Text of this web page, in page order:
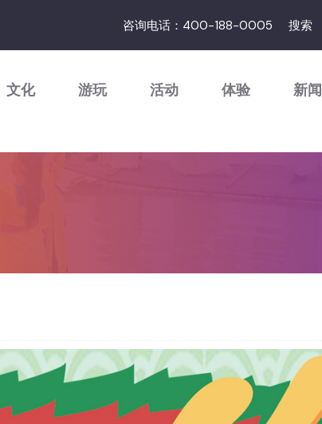
咨询电话：400-188-0005 搜索
文化 游玩 活动 体验 新闻